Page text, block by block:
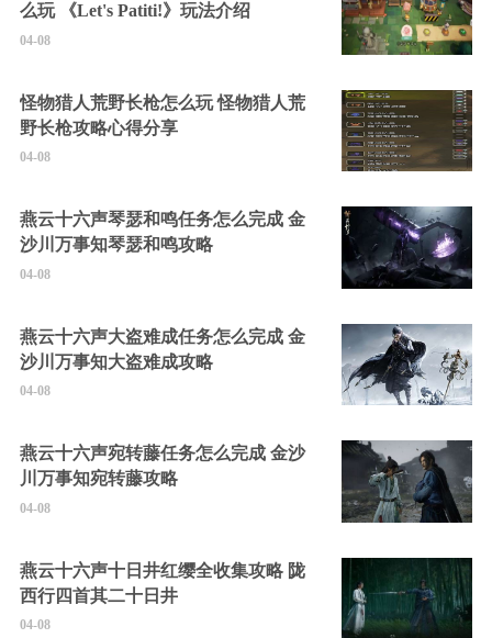
么玩 《Let's Patiti!》玩法介绍
04-08
怪物猎人荒野长枪怎么玩 怪物猎人荒
野长枪攻略心得分享
04-08
燕云十六声琴瑟和鸣任务怎么完成 金
沙川万事知琴瑟和鸣攻略
04-08
燕云十六声大盗难成任务怎么完成 金
沙川万事知大盗难成攻略
04-08
燕云十六声宛转藤任务怎么完成 金沙
川万事知宛转藤攻略
04-08
燕云十六声十日井红缨全收集攻略 陇
西行四首其二十日井
04-08